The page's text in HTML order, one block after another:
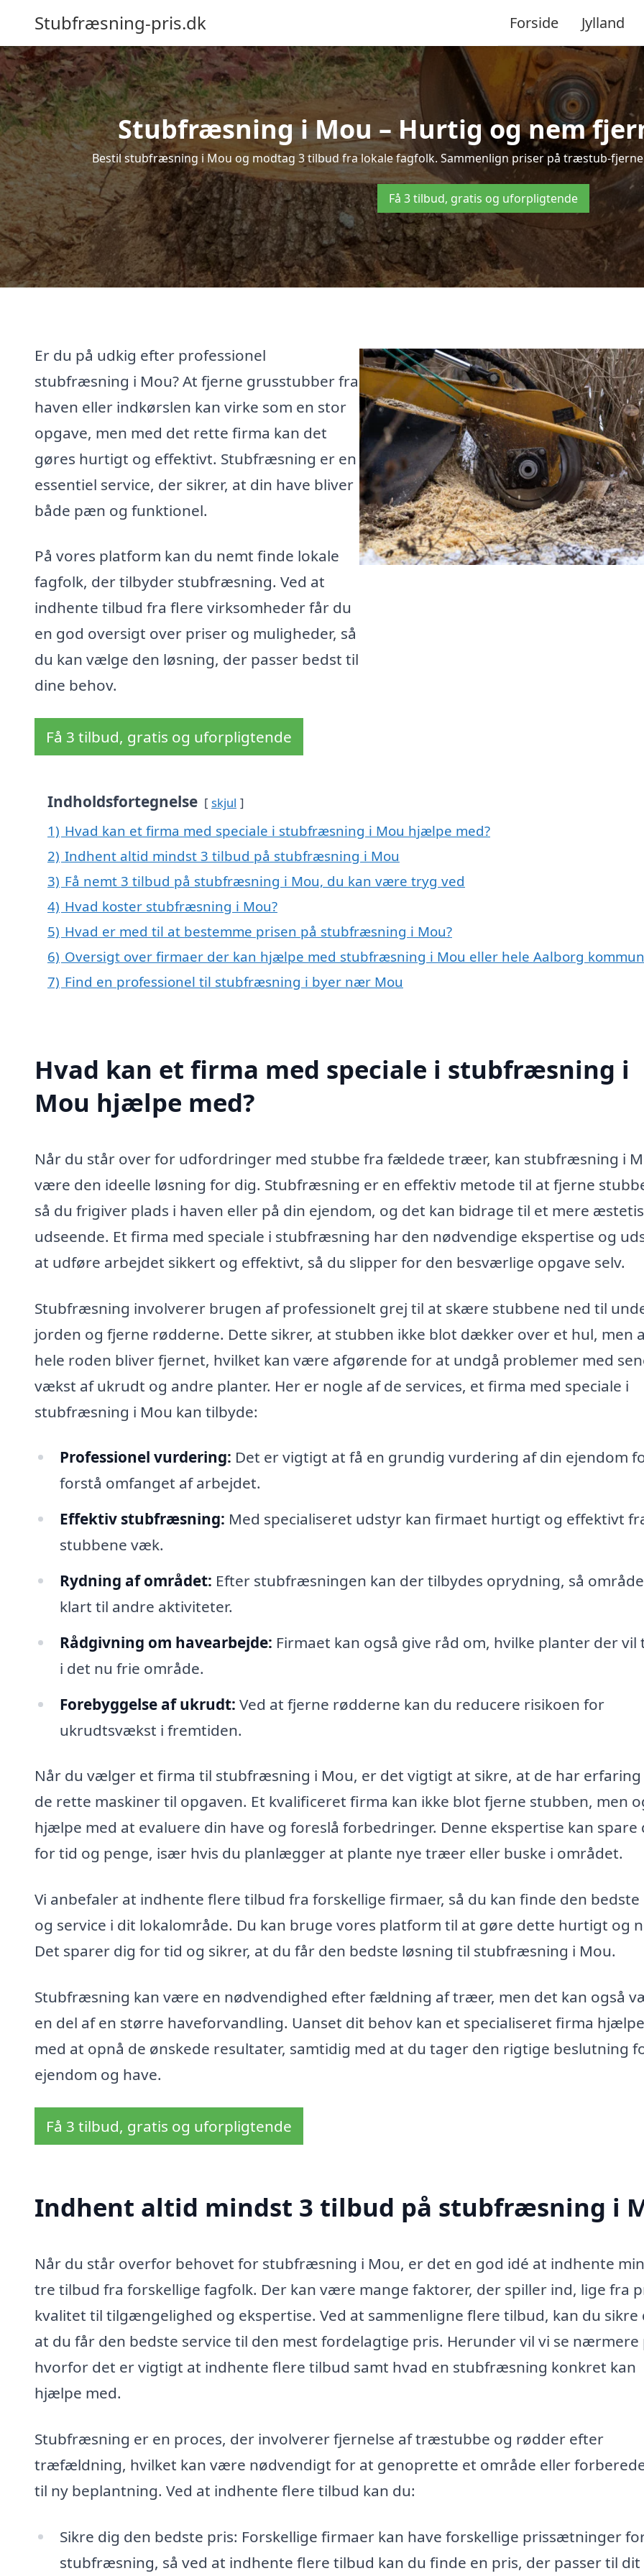
Stubfræsning-pris.dk Forside Jylland
Stubfræsning i Mou – Hurtig og nem
Bestil stubfræsning i Mou og modtag 3 tilbud fra lokale fagfolk. Sammenlign priser på træstub-
Få 3 tilbud, gratis og uforpligtende
Er du på udkig efter professionel
stubfræsning i Mou? At fjerne grusstubber fra
haven eller indkørslen kan virke som en stor
opgave, men med det rette firma kan det
gøres hurtigt og effektivt. Stubfræsning er en
essentiel service, der sikrer, at din have bliver
både pæn og funktionel.
På vores platform kan du nemt finde lokale
fagfolk, der tilbyder stubfræsning. Ved at
indhente tilbud fra flere virksomheder får du
en god oversigt over priser og muligheder, så
du kan vælge den løsning, der passer bedst til
dine behov.
Få 3 tilbud, gratis og uforpligtende
Indholdsfortegnelse skjul
1) Hvad kan et firma med speciale i stubfræsning i Mou hjælpe med?
2) Indhent altid mindst 3 tilbud på stubfræsning i Mou
3) Få nemt 3 tilbud på stubfræsning i Mou, du kan være tryg ved
4) Hvad koster stubfræsning i Mou?
5) Hvad er med til at bestemme prisen på stubfræsning i Mou?
6) Oversigt over firmaer der kan hjælpe med stubfræsning i Mou eller hele Aalborg
7) Find en professionel til stubfræsning i byer nær Mou
Hvad kan et firma med speciale i stubfræsning i
Mou hjælpe med?
Når du står over for udfordringer med stubbe fra fældede træer, kan stubfræsning i
være den ideelle løsning for dig. Stubfræsning er en effektiv metode til at fjerne
så du frigiver plads i haven eller på din ejendom, og det kan bidrage til et mere
udseende. Et firma med speciale i stubfræsning har den nødvendige ekspertise og
at udføre arbejdet sikkert og effektivt, så du slipper for den besværlige opgave selv.
Stubfræsning involverer brugen af professionelt grej til at skære stubbene ned til
jorden og fjerne rødderne. Dette sikrer, at stubben ikke blot dækker over et hul, men
hele roden bliver fjernet, hvilket kan være afgørende for at undgå problemer med
vækst af ukrudt og andre planter. Her er nogle af de services, et firma med speciale i
stubfræsning i Mou kan tilbyde:
Professionel vurdering: Det er vigtigt at få en grundig vurdering af din ejendom
forstå omfanget af arbejdet.
Effektiv stubfræsning: Med specialiseret udstyr kan firmaet hurtigt og effektivt
stubbene væk.
Rydning af området: Efter stubfræsningen kan der tilbydes oprydning, så
klart til andre aktiviteter.
Rådgivning om havearbejde: Firmaet kan også give råd om, hvilke planter der vil
i det nu frie område.
Forebyggelse af ukrudt: Ved at fjerne rødderne kan du reducere risikoen for
ukrudtsvækst i fremtiden.
Når du vælger et firma til stubfræsning i Mou, er det vigtigt at sikre, at de har
de rette maskiner til opgaven. Et kvalificeret firma kan ikke blot fjerne stubben, men
hjælpe med at evaluere din have og foreslå forbedringer. Denne ekspertise kan spare
for tid og penge, især hvis du planlægger at plante nye træer eller buske i området.
Vi anbefaler at indhente flere tilbud fra forskellige firmaer, så du kan finde den bedste
og service i dit lokalområde. Du kan bruge vores platform til at gøre dette hurtigt og
Det sparer dig for tid og sikrer, at du får den bedste løsning til stubfræsning i Mou.
Stubfræsning kan være en nødvendighed efter fældning af træer, men det kan også
en del af en større haveforvandling. Uanset dit behov kan et specialiseret firma
med at opnå de ønskede resultater, samtidig med at du tager den rigtige beslutning
ejendom og have.
Få 3 tilbud, gratis og uforpligtende
Indhent altid mindst 3 tilbud på stubfræsning i
Når du står overfor behovet for stubfræsning i Mou, er det en god idé at indhente
tre tilbud fra forskellige fagfolk. Der kan være mange faktorer, der spiller ind, lige fra
kvalitet til tilgængelighed og ekspertise. Ved at sammenligne flere tilbud, kan du sikre
at du får den bedste service til den mest fordelagtige pris. Herunder vil vi se nærmere
hvorfor det er vigtigt at indhente flere tilbud samt hvad en stubfræsning konkret kan
hjælpe med.
Stubfræsning er en proces, der involverer fjernelse af træstubbe og rødder efter
træfældning, hvilket kan være nødvendigt for at genoprette et område eller
til ny beplantning. Ved at indhente flere tilbud kan du:
Sikre dig den bedste pris: Forskellige firmaer kan have forskellige prissætninger
stubfræsning, så ved at indhente flere tilbud kan du finde en pris, der passer til dit